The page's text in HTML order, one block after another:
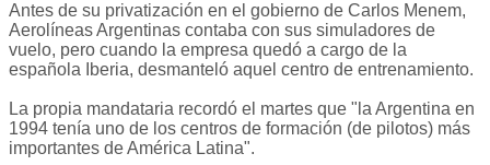
Antes de su privatización en el gobierno de Carlos Menem,
Aerolíneas Argentinas contaba con sus simuladores de
vuelo, pero cuando la empresa quedó a cargo de la
española Iberia, desmanteló aquel centro de entrenamiento.
La propia mandataria recordó el martes que "la Argentina en
1994 tenía uno de los centros de formación (de pilotos) más
importantes de América Latina".